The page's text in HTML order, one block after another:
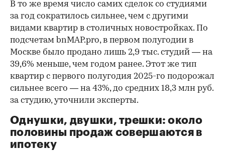
00:00 / 00:00
В то же время число самих сделок со студиями
за год сократилось сильнее, чем с другими
видами квартир в столичных новостройках. По
подсчетам bnMAP.pro, в первом полугодии в
Москве было продано лишь 2,9 тыс. студий — на
39,6% меньше, чем годом ранее. Этот же тип
квартир с первого полугодия 2025-го подорожал
сильнее всего — на 43%, до средних 18,3 млн руб.
за студию, уточнили эксперты.
Однушки, двушки, трешки: около
половины продаж совершаются в
ипотеку